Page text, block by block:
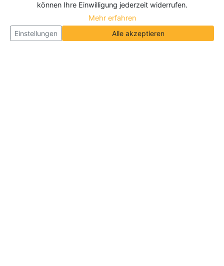
können Ihre Einwilligung jederzeit widerrufen.
Mehr erfahren
Einstellungen
Alle akzeptieren